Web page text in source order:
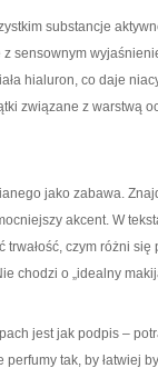
substancje
sensownym
hialuron, co daje
związane z warstwą
jako zabawa.
akcent. W
czym różni
chodzi o „idealny
jest jak podpis –
tak, by łatwiej